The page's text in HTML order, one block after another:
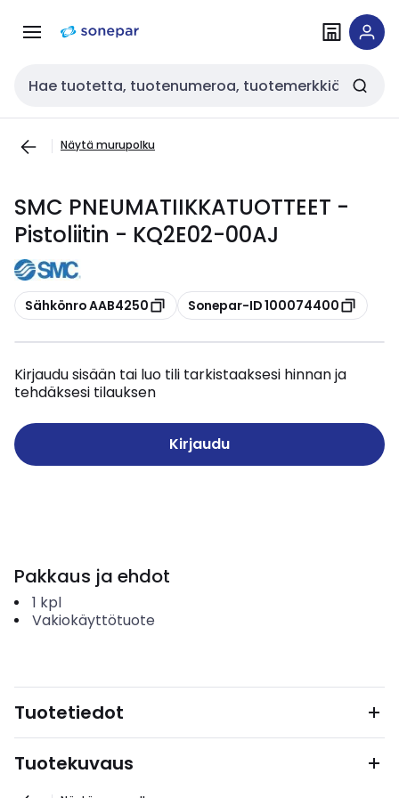
navigointiinsisältöön
Haku
Näytä murupolku
SMC PNEUMATIIKKATUOTTEET -
Pistoliitin - KQ2E02-00AJ
Kopioi
Sähkönro AAB4250 Kopioi
Sonepar-ID 100074400
Kirjaudu sisään tai luo tili tarkistaaksesi hinnan ja
tehdäksesi tilauksen
Kirjaudu
Pakkaus ja ehdot
1 kpl
Vakiokäyttötuote
Tuotetiedot
Tuotekuvaus